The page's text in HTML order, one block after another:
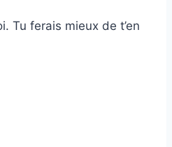
Tu ferais mieux de t’en